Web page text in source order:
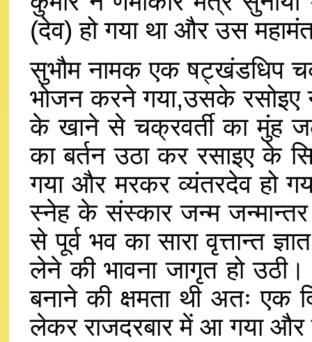
(देव) हो गया था और उस
सुभौम नामक एक षट्खंडधिप
भोजन करने गया,उसके रसोइए
के खाने से चक्रवर्ती का मुंह
का बर्तन उठा कर रसाइए के
गया और मरकर व्यंतरदेव हो
स्नेह के संस्कार जन्म
से पूर्व भव का सारा वृत्तान्त
लेने की भावना जागृत हो
बनाने की क्षमता थी अतः
लेकर राजदरबार में आ गया और